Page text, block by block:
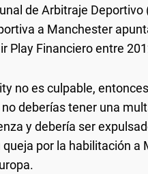
de Arbitraje Deportivo
a Manchester
Play Financiero entre
no es culpable,
deberías tener una
y debería ser
por la habilitación a